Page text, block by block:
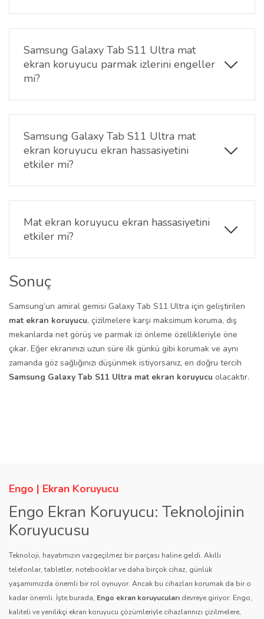
Hayır. Anti-glare kaplama yansımayı azaltırken
metin ve görsellerin okunabilirliğini artırır.Samsung
Galaxy Tab S11 Ultra mat ekran koruyucu
netliği
korumayı hedefler.
Samsung Galaxy Tab S11 Ultra mat
ekran koruyucu parmak izlerini engeller
mi?
Evet. Mat yüzey parmak izi ve lekeleri azaltır.
BöyleceSamsung Galaxy Tab S11 Ultra mat
ekran koruyucu , ekranın daha temiz görünmesini
sağlar.
Samsung Galaxy Tab S11 Ultra mat
ekran koruyucu ekran hassasiyetini
etkiler mi?
Evet. Mat kaplama parmak izi ve yağ lekelerini
önemli ölçüde azaltır; ekran daha temiz görünür ve
sık silme ihtiyacı azalır.
Mat ekran koruyucu ekran hassasiyetini
etkiler mi?
Hayır.Samsung Galaxy Tab S11 Ultra mat ekran
ve hassasiyet kaybı yaşatmaz.
Sonuç
Samsung’un amiral gemisi Galaxy Tab S11 Ultra için geliştirilen
mat ekran koruyucu, çizilmelere karşı maksimum koruma, dış
mekanlarda net görüş ve parmak izi önleme özellikleriyle öne
çıkar. Eğer ekranınızı uzun süre ilk günkü gibi korumak ve aynı
zamanda göz sağlığınızı düşünmek istiyorsanız, en doğru tercih
Samsung Galaxy Tab S11 Ultra mat ekran koruyucu olacaktır.
Ürün resmi kalitesiz, bozuk veya görüntülenemiyor.
Ürün açıklamasında eksik bilgiler bulunuyor.
Ürün bilgilerinde hatalar bulunuyor.
Ürün fiyatı diğer sitelerden daha pahalı.
Bu ürüne benzer farklı alternatifler olmalı.
Engo | Ekran Koruyucu
Engo Ekran Koruyucu: Teknolojinin
Koruyucusu
Teknoloji, hayatımızın vazgeçilmez bir parçası haline geldi. Akıllı
telefonlar, tabletler, notebooklar ve daha birçok cihaz, günlük
yaşamımızda önemli bir rol oynuyor. Ancak bu cihazları korumak da bir o
kadar önemli. İşte burada, Engo ekran koruyucuları devreye giriyor. Engo,
kaliteli ve yenilikçi ekran koruyucu çözümleriyle cihazlarınızı çizilmelere,